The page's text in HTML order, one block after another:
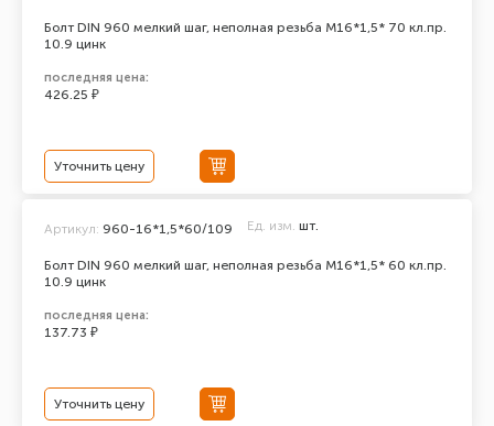
Болт DIN 960 мелкий шаг, неполная резьба M16*1,5* 70 кл.пр.
10.9 цинк
последняя цена:
426.25 ₽
Уточнить цену
Болт DIN 960 мелкий шаг, неполная резьба M16*1,5* 60 кл.пр.
10.9 цинк
Артикул: 960-16*1,5*60/109 Ед. изм. шт.
последняя цена:
137.73 ₽
Уточнить цену